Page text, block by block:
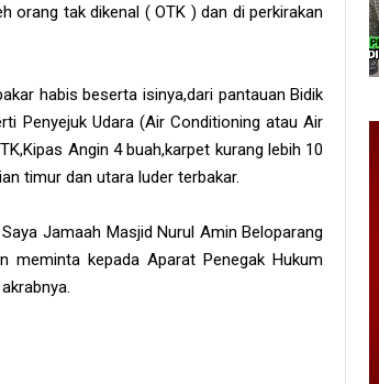
orang tak dikenal ( OTK ) dan di perkirakan
habis beserta isinya,dari pantauan Bidik
Penyejuk Udara (Air Conditioning atau Air
Angin 4 buah,karpet kurang lebih 10
timur dan utara luder terbakar.
Jamaah Masjid Nurul Amin Beloparang
meminta kepada Aparat Penegak Hukum